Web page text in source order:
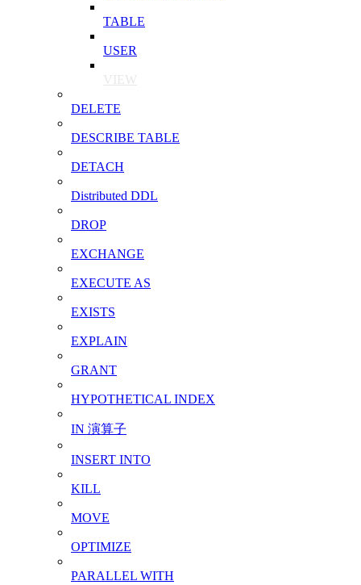
TABLE
USER
VIEW
DELETE
DESCRIBE TABLE
DETACH
Distributed DDL
DROP
EXCHANGE
EXECUTE AS
EXISTS
EXPLAIN
GRANT
HYPOTHETICAL INDEX
IN 演算子
INSERT INTO
KILL
MOVE
OPTIMIZE
PARALLEL WITH